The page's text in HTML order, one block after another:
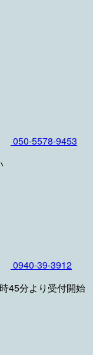
050-5578-9453
0940-39-3912
45分より受付開始